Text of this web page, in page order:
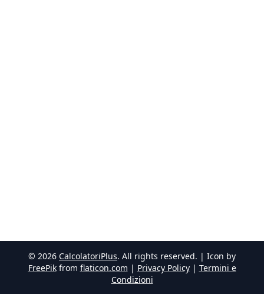
© 2026 CalcolatoriPlus. All rights reserved. | Icon by
FreePik from flaticon.com | Privacy Policy| Termini e
Condizioni